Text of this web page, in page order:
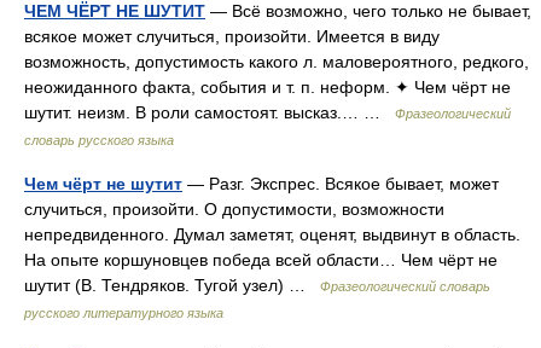
ЧЕМ ЧЁРТ НЕ ШУТИТ — Всё возможно, чего только не бывает,
всякое может случиться, произойти. Имеется в виду
возможность, допустимость какого л. маловероятного, редкого,
неожиданного факта, события и т. п. неформ. ✦ Чем чёрт не
шутит. неизм. В роли самостоят. высказ.… …
Фразеологический
словарь русского языка
Чем чёрт не шутит — Разг. Экспрес. Всякое бывает, может
случиться, произойти. О допустимости, возможности
непредвиденного. Думал заметят, оценят, выдвинут в область.
На опыте коршуновцев победа всей области… Чем чёрт не
шутит (В. Тендряков. Тугой узел) …
Фразеологический словарь
русского литературного языка